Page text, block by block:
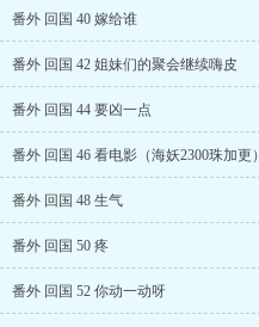
番外 回国 40 嫁给谁
番外 回国 42 姐妹们的聚会继续嗨皮
番外 回国 44 要凶一点
番外 回国 46 看电影（海妖2300珠加更）
番外 回国 48 生气
番外 回国 50 疼
番外 回国 52 你动一动呀